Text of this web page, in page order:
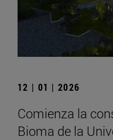
12 | 01 | 2026
Comienza la
Bioma de la